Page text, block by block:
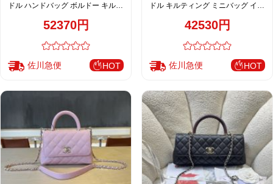
ドル ハンドバッグ ボルドー キルテ
52370円
佐川急便 HOT
ドル キルティング ミニバッグ イエ
42530円
佐川急便 HOT